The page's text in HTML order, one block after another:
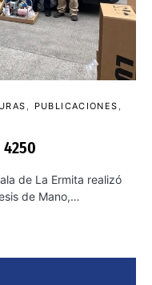
PUBLICACIONES
4250
de La Ermita realizó
de Mano,…